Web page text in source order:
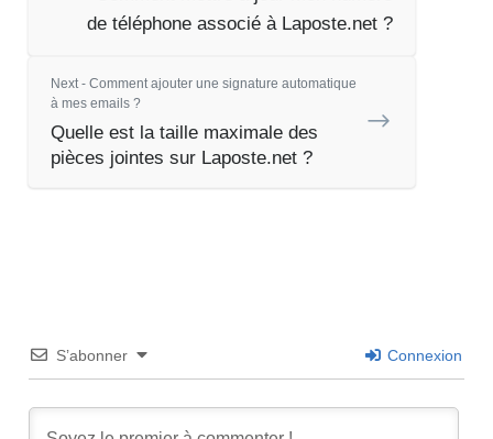
de téléphone associé à Laposte.net ?
Next - Comment ajouter une signature automatique
à mes emails ?
Quelle est la taille maximale des
pièces jointes sur Laposte.net ?
S’abonner Connexion